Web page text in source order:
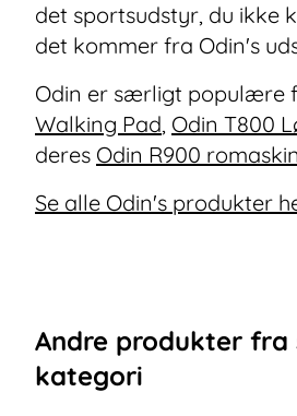
det sportsudstyr, du ikke
det kommer fra Odin's
Odin er særligt populære
Walking Pad, Odin T800
deres Odin R900
Se alle Odin's produkter
Andre produkter fra
kategori